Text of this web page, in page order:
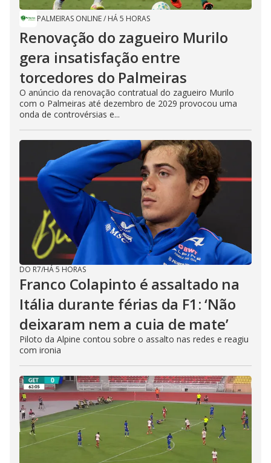
PALMEIRAS ONLINE/ HÁ 5 HORAS
Renovação do zagueiro Murilo
gera insatisfação entre
torcedores do Palmeiras
O anúncio da renovação contratual do zagueiro Murilo
com o Palmeiras até dezembro de 2029 provocou uma
onda de controvérsias e...
DO R7/HÁ 5 HORAS
Franco Colapinto é assaltado na
Itália durante férias da F1: ‘Não
deixaram nem a cuia de mate’
Piloto da Alpine contou sobre o assalto nas redes e reagiu
com ironia